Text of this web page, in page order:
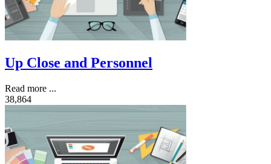
Up Close and Personnel
Read more ...
38,864